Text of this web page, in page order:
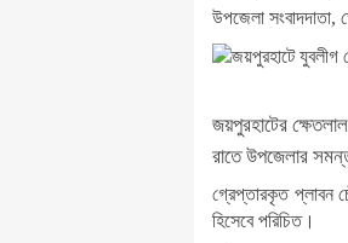
উপজেলা সংবাদদাতা,
জয়পুরহাটের
রাতে উপজেলার
গ্রেপ্তারকৃত প্লাবন
হিসেবে পরিচিত।